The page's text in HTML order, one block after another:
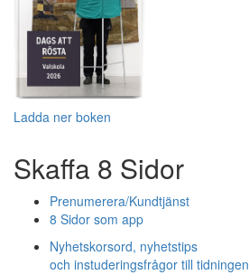
Ladda ner boken
Skaffa 8 Sidor
Prenumerera/Kundtjänst
8 Sidor som app
Nyhetskorsord, nyhetstips
och instuderingsfrågor till tidningen